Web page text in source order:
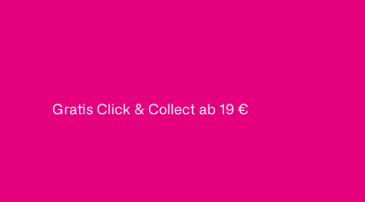
Gratis Click & Collect ab 19 €